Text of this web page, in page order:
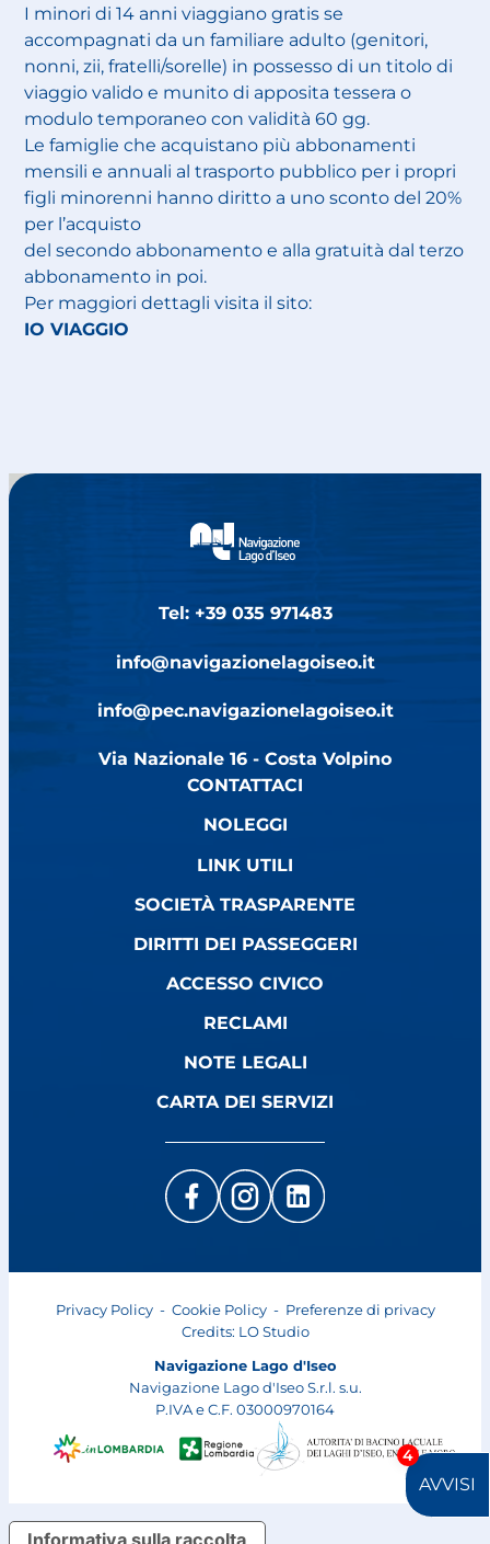
I minori di 14 anni viaggiano gratis se
accompagnati da un familiare adulto (genitori,
nonni, zii, fratelli/sorelle) in possesso di un titolo di
viaggio valido e munito di apposita tessera o
modulo temporaneo con validità 60 gg.
Le famiglie che acquistano più abbonamenti
mensili e annuali al trasporto pubblico per i propri
figli minorenni hanno diritto a uno sconto del 20%
per l’acquisto
del secondo abbonamento e alla gratuità dal terzo
abbonamento in poi.
Per maggiori dettagli visita il sito:
IO VIAGGIO
Tel: +39 035 971483
info@navigazionelagoiseo.it
info@pec.navigazionelagoiseo.it
Via Nazionale 16 - Costa Volpino
CONTATTACI
NOLEGGI
LINK UTILI
SOCIETÀ TRASPARENTE
DIRITTI DEI PASSEGGERI
ACCESSO CIVICO
RECLAMI
NOTE LEGALI
CARTA DEI SERVIZI
Privacy Policy- Cookie Policy- Preferenze di privacy
Credits: LO Studio
Navigazione Lago d'Iseo
Navigazione Lago d'Iseo S.r.l. s.u.
P.IVA e C.F. 03000970164
4
AVVISI